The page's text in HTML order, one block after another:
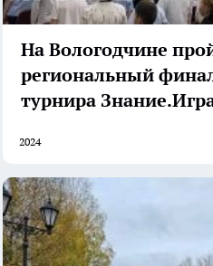
На Вологодчине
региональный
турнира
2024